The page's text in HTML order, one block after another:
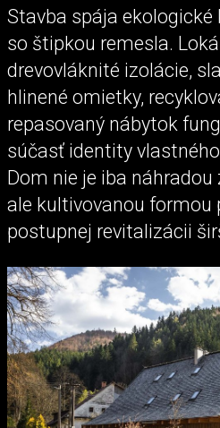
Stavba spája
so štipkou remesla.
drevovláknité izolácie,
hlinené omietky,
repasovaný nábytok
súčasť identity
Dom nie je iba
ale kultivovanou formou
postupnej revitalizácii